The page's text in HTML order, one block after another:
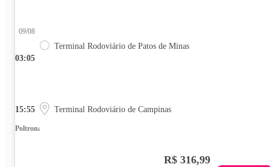
03:05
09/08
Terminal Rodoviário de Patos de Minas
15:55 Terminal Rodoviário de Campinas
Poltrona
R$ 316,99